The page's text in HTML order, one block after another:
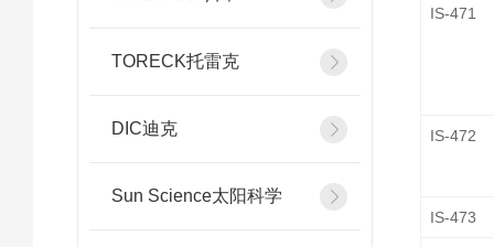
TORECK托雷克
DIC迪克
Sun Science太阳科学
IS-471
IS-472
IS-473